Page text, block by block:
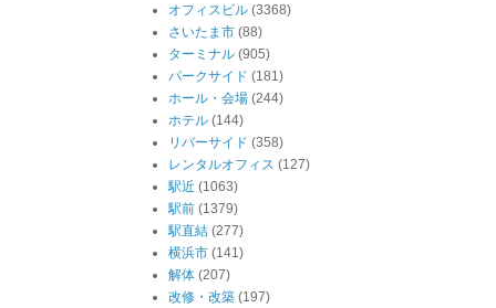
オフィスビル (3368)
さいたま市 (88)
ターミナル (905)
パークサイド (181)
ホール・会場 (244)
ホテル (144)
リバーサイド (358)
レンタルオフィス (127)
駅近 (1063)
駅前 (1379)
駅直結 (277)
横浜市 (141)
解体 (207)
改修・改築 (197)